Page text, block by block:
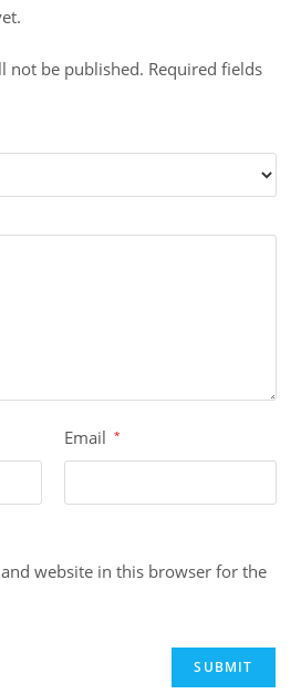
not be published. Required fields
Email *
website in this browser for the